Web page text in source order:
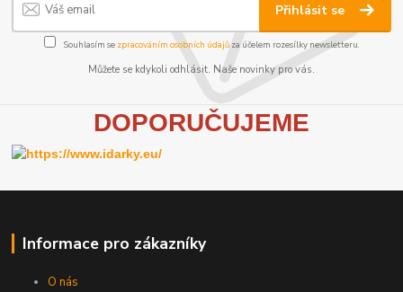
Přihlásit se
Souhlasím se zpracováním osobních údajůza účelem rozesílky newsletteru.
Můžete se kdykoli odhlásit. Naše novinky pro vás.
DOPORUČUJEME
Informace pro zákazníky
O nás